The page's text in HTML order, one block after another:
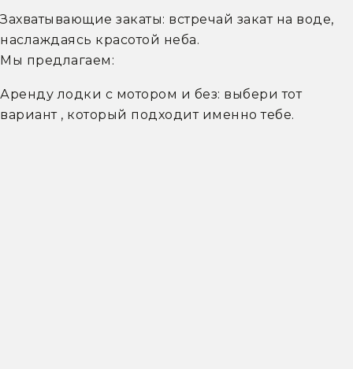
Захватывающие закаты: встречай закат на воде,
наслаждаясь красотой неба.
Мы предлагаем:
Аренду лодки с мотором и без: выбери тот
вариант , который подходит именно тебе.